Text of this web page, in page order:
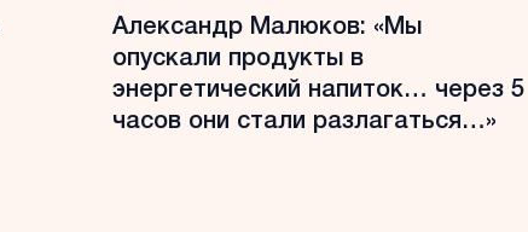
Александр Малюков: «Мы
опускали продукты в
энергетический напиток… через 5
часов они стали разлагаться…»